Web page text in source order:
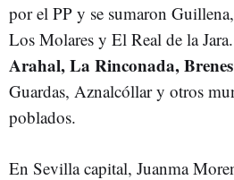
por el PP y se sumaron
Los Molares y El Real de la Jara.
Arahal, La Rinconada, Brenes
Guardas, Aznalcóllar y otros
poblados.
En Sevilla capital, Juanma